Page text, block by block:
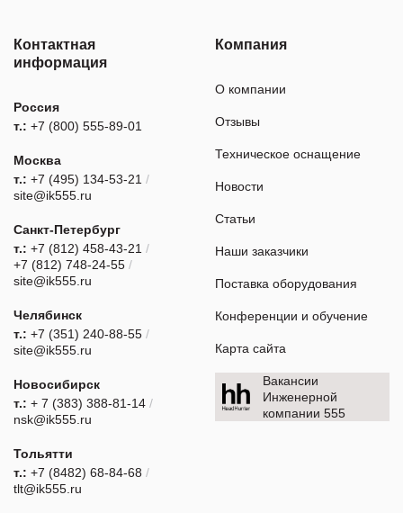
Контактная
информация
Россия
т.: +7 (800) 555-89-01
Москва
т.: +7 (495) 134-53-21 /
site@ik555.ru
Санкт-Петербург
т.: +7 (812) 458-43-21 /
+7 (812) 748-24-55 /
site@ik555.ru
Челябинск
т.: +7 (351) 240-88-55 /
site@ik555.ru
Новосибирск
т.: + 7 (383) 388-81-14 /
nsk@ik555.ru
Тольятти
т.: +7 (8482) 68-84-68 /
tlt@ik555.ru
Компания
О компании
Отзывы
Техническое оснащение
Новости
Статьи
Наши заказчики
Поставка оборудования
Конференции и обучение
Карта сайта
Вакансии
Инженерной
компании 555